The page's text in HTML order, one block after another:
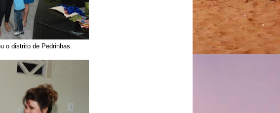
o distrito de Pedrinhas.